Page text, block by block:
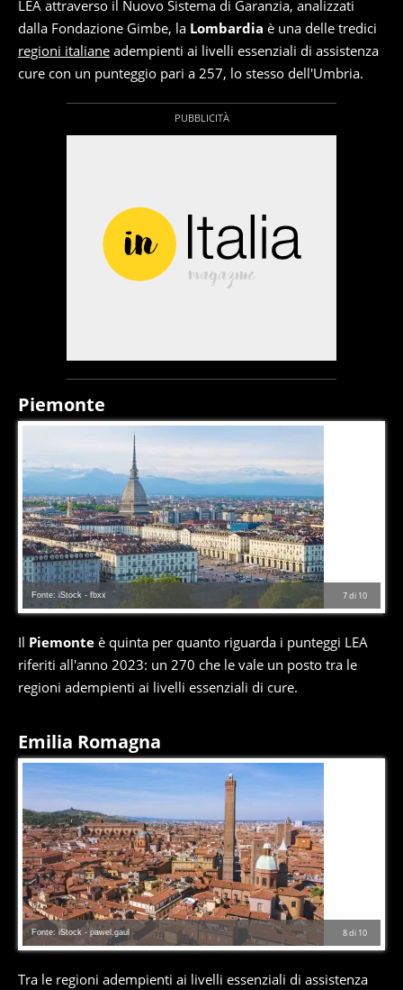
LEA attraverso il Nuovo Sistema di Garanzia, analizzati
dalla Fondazione Gimbe, la Lombardia è una delle tredici
regioni italiane adempienti ai livelli essenziali di assistenza
cure con un punteggio pari a 257, lo stesso dell'Umbria.
Piemonte
7di 10
Fonte: iStock - fbxx
Il Piemonte è quinta per quanto riguarda i punteggi LEA
riferiti all'anno 2023: un 270 che le vale un posto tra le
regioni adempienti ai livelli essenziali di cure.
Emilia Romagna
8di 10
Fonte: iStock - pawel.gaul
Tra le regioni adempienti ai livelli essenziali di assistenza